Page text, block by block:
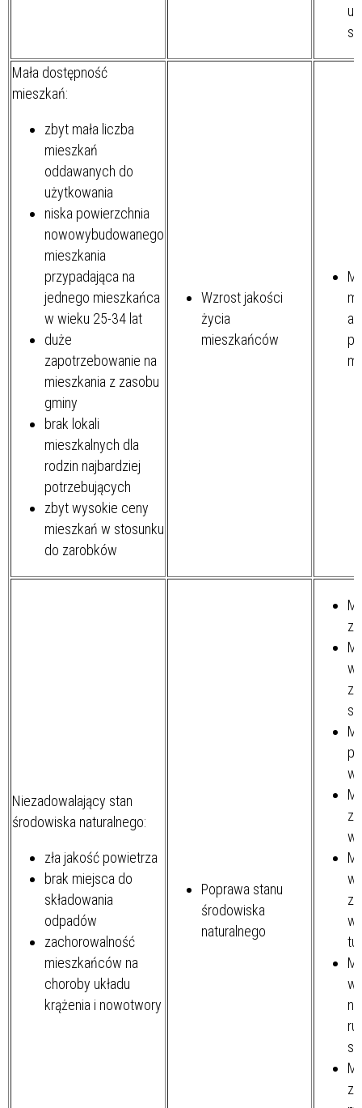
Mała dostępność
mieszkań:
zbyt mała liczba
mieszkań
oddawanych do
użytkowania
niska powierzchnia
nowowybudowanego
mieszkania
przypadająca na
jednego mieszkańca
w wieku 25-34 lat
duże
zapotrzebowanie na
mieszkania z zasobu
gminy
brak lokali
mieszkalnych dla
rodzin najbardziej
potrzebujących
zbyt wysokie ceny
mieszkań w stosunku
do zarobków
Wzrost jakości
życia
mieszkańców
Niezadowalający stan
środowiska naturalnego:
zła jakość powietrza
brak miejsca do
składowania
odpadów
zachorowalność
mieszkańców na
choroby układu
krążenia i nowotwory
Poprawa stanu
środowiska
naturalnego
z
z
w